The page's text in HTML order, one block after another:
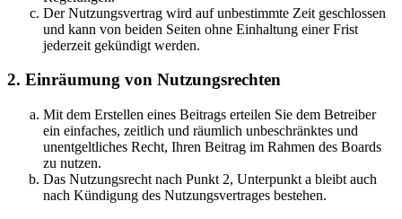
Der Nutzungsvertrag wird auf unbestimmte Zeit geschlossen
und kann von beiden Seiten ohne Einhaltung einer Frist
jederzeit gekündigt werden.
2. Einräumung von Nutzungsrechten
Mit dem Erstellen eines Beitrags erteilen Sie dem Betreiber
ein einfaches, zeitlich und räumlich unbeschränktes und
unentgeltliches Recht, Ihren Beitrag im Rahmen des Boards
zu nutzen.
Das Nutzungsrecht nach Punkt 2, Unterpunkt a bleibt auch
nach Kündigung des Nutzungsvertrages bestehen.